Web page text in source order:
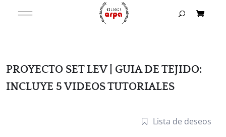
PROYECTO SET LEV | GUIA DE TEJIDO:
INCLUYE 5 VIDEOS TUTORIALES
Lista de deseos